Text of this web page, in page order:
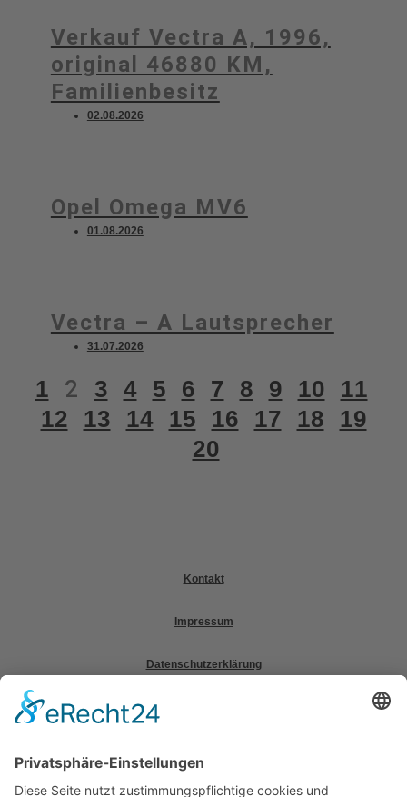
Verkauf Vectra A, 1996,
original 46880 KM,
Familienbesitz
02.08.2026
Opel Omega MV6
01.08.2026
Vectra – A Lautsprecher
31.07.2026
1 2 3 4 5 6 7 8 9 10
11
12
13 14 15 16 17 18
19
20
Kontakt
Impressum
Datenschutzerklärung